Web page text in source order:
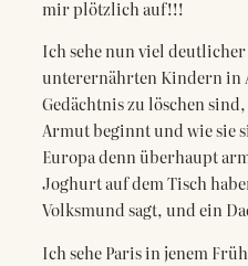
mir plötzlich auf!!!
Ich sehe nun viel
unterernährten Kindern in
Gedächtnis zu löschen
Armut beginnt und wie sie
Europa denn überhaupt
Joghurt auf dem Tisch
Volksmund sagt, und ein
Ich sehe Paris in jenem